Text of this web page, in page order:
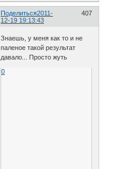
Поделиться 407
2011-
12-19 19:13:43
Знаешь, у меня как то и не
паленое такой результат
давало... Просто жуть
0